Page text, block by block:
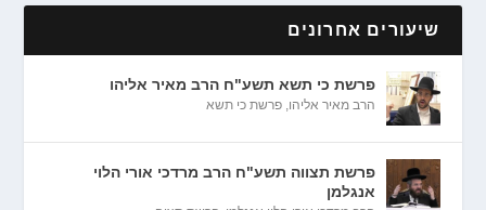
שיעורים אחרונים
פרשת כי תשא תשע"ח הרב מאיר אליהו
הרב מאיר אליהו,פרשת כי תשא
פרשת תצווה תשע"ח הרב מרדכי אורי הלוי
אנגלמן